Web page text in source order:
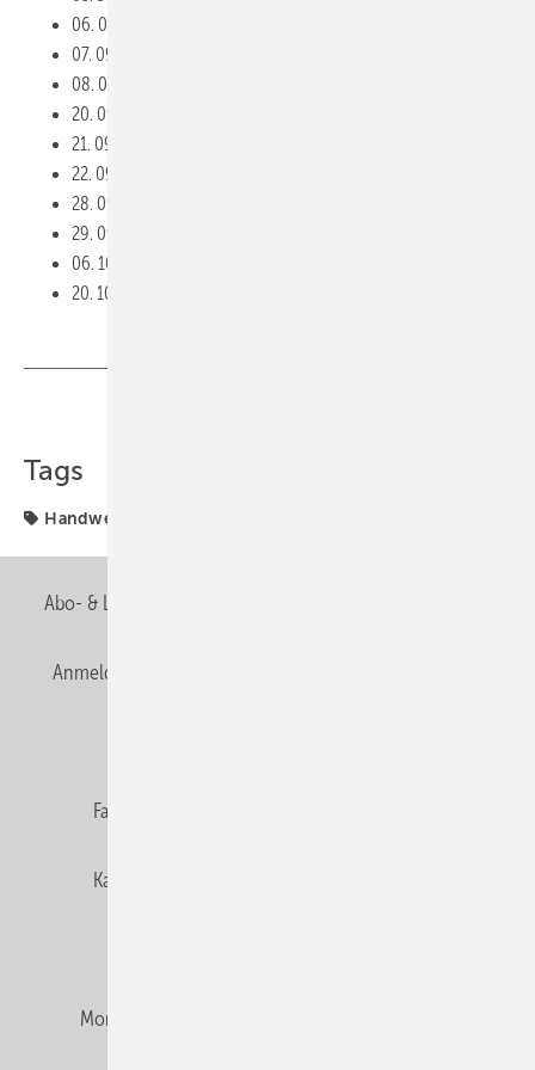
06. 09. Sonneberg
07. 09. Büttelborn
08. 09. Halle
20. 09. Heppenheim
21. 09. Mannheim-Friedrichsfeld
22. 09. Hanau
28. 09. Würzburg
29. 09. Schweinfurt
06. 10. Wiesbaden
20. 10. Nürnberg
Tags
Handwerkermarke
Abo- & Leserservice
Anmelden
Fachbeiträge
Karriere bei Gentner
Montagezeiten Heizung